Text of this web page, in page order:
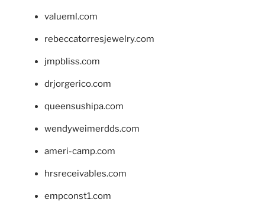
valueml.com
rebeccatorresjewelry.com
jmpbliss.com
drjorgerico.com
queensushipa.com
wendyweimerdds.com
ameri-camp.com
hrsreceivables.com
empconst1.com